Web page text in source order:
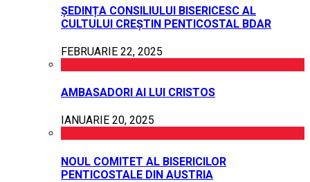
ȘEDINȚA CONSILIULUI BISERICESC AL
CULTULUI CREȘTIN PENTICOSTAL BDAR
FEBRUARIE 22, 2025
AMBASADORI AI LUI CRISTOS
IANUARIE 20, 2025
NOUL COMITET AL BISERICILOR
PENTICOSTALE DIN AUSTRIA